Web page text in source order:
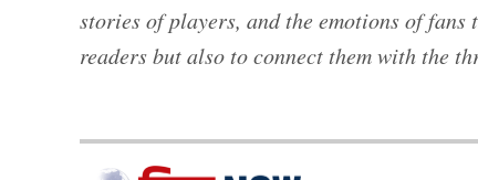
stories of players, and the emotions of
readers but also to connect them with the